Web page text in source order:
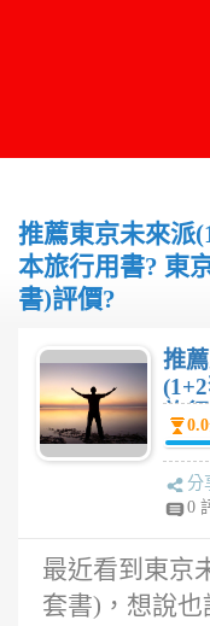
推薦東京未來派
本旅行用書? 東
書)評價?
推
旅
未
評
0.0
分
0
最近看到東京
套書)，想說